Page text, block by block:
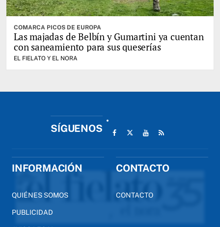
COMARCA PICOS DE EUROPA
Las majadas de Belbín y Gumartini ya cuentan
con saneamiento para sus queserías
EL FIELATO Y EL NORA
SÍGUENOS
INFORMACIÓN
QUIÉNES SOMOS
PUBLICIDAD
CONTACTO
CONTACTO